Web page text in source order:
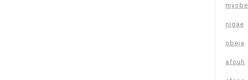
myobe
nigae
obeja
afouh